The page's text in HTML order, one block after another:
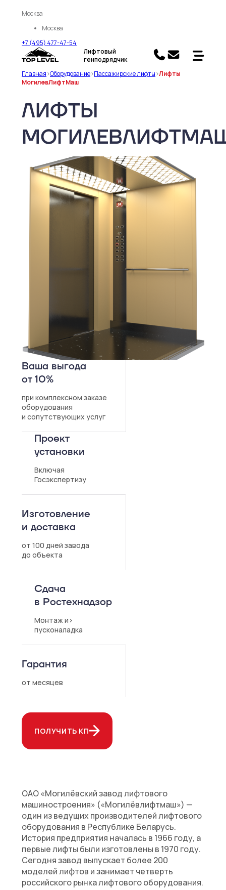
Москва
Москва
+7 (495) 477-47-54
Лифтовый
генподрядчик
Главная>Оборудование>Пассажирские лифты>Лифты
МогилевЛифтМаш
ЛИФТЫ
Ваша выгода
от 10%
при комплексном заказе
оборудования
и сопутствующих услуг
Проект
установки
Включая
Госэкспертизу
Изготовление
и доставка
от 100 дней завода
до объекта
Сдача
в Ростехнадзор
Монтаж и>
пусконаладка
Гарантия
от месяцев
ПОЛУЧИТЬ КП
ОАО «Могилёвский завод лифтового
машиностроения» («Могилёвлифтмаш») —
один из ведущих производителей лифтового
оборудования в Республике Беларусь.
История предприятия началась в 1966 году, а
первые лифты были изготовлены в 1970 году.
Сегодня завод выпускает более 200
моделей лифтов и занимает четверть
российского рынка лифтового оборудования.